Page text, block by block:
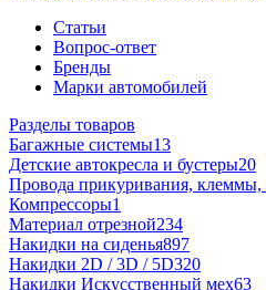
Статьи
Вопрос-ответ
Бренды
Марки автомобилей
Разделы товаров
Багажные системы13
Детские автокресла и бустеры20
Провода прикуривания, клеммы,
Компрессоры1
Материал отрезной234
Накидки на сиденья897
Накидки 2D / 3D / 5D320
Накидки Искусственный мех63